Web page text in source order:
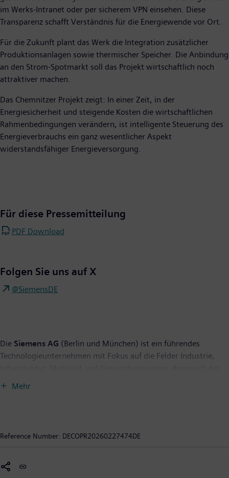
im Werks-Intranet oder per sicherem VPN einsehen. Diese
Transparenz schafft Verständnis für die Energiewende vor Ort.
Für die Zukunft plant das Werk die Integration zusätzlicher
Produktionsanlagen sowie thermischer Speicher. Die Anbindung
an den Strom-Spotmarkt soll das Projekt wirtschaftlich noch
attraktiver machen.
Das Chemnitzer Projekt zeigt: In einer Zeit, in der
Energiesicherheit und steigende Kosten die wirtschaftlichen
Rahmenbedingungen verändern, ist intelligente Steuerung des
Energieverbrauchs ein ganz wesentlicher Aspekt
widerstandsfähiger Energieversorgung.
Für diese Pressemitteilung
PDF Download
Folgen Sie uns auf X
@SiemensDE
Die Siemens AG (Berlin und München) ist ein führendes
Technologieunternehmen mit Fokus auf die Felder Industrie,
nachhaltiger. Als führendes Unternehmen im Bereich
umfassendes Fachwissen, um KI - einschließlich generativer KI -
Mehr
Reference Number: DECOPR20260227474DE